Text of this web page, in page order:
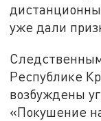
уже дали
Республике
возбуждены
«Покушение